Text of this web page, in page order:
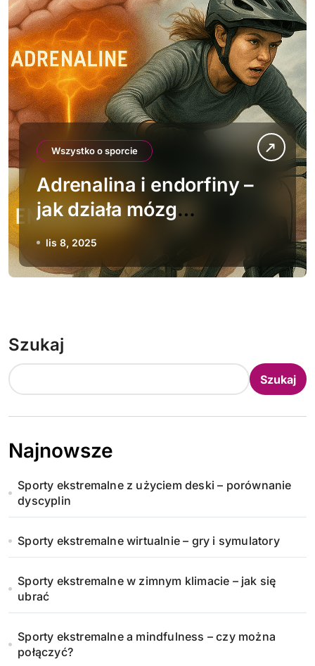
Wszystko o sporcie
Adrenalina i endorfiny –
jak działa mózg
ekstremalnego sportowca
lis 8, 2025
Szukaj
Szukaj
Najnowsze
Sporty ekstremalne z użyciem deski – porównanie
dyscyplin
Sporty ekstremalne wirtualnie – gry i symulatory
Sporty ekstremalne w zimnym klimacie – jak się
ubrać
Sporty ekstremalne a mindfulness – czy można
połączyć?